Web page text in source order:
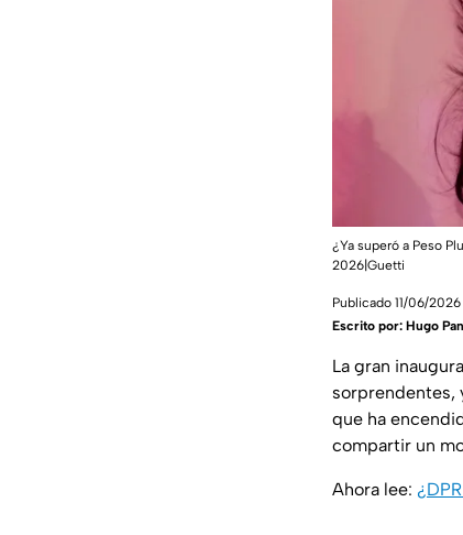
¿Ya superó a Peso
2026|Guetti
Publicado 11/06/2026
Escrito por: Hugo
La gran
sorprendentes,
que ha
compartir un
Ahora lee: